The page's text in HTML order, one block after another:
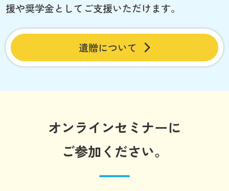
援や奨学金としてご支援いただけます。
遺贈について
オンラインセミナーに
ご参加ください。